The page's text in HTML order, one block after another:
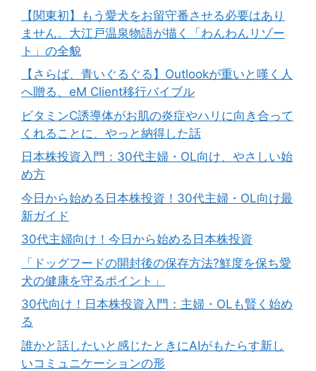
【関東初】もう愛犬をお留守番させる必要はあり
ません。大江戸温泉物語が描く「わんわんリゾー
ト」の全貌
【さらば、青いぐるぐる】Outlookが重いと嘆く人
へ贈る、eM Client移行バイブル
ビタミンC誘導体がお肌の炎症やハリに向き合って
くれることに、やっと納得した話
日本株投資入門：30代主婦・OL向け、やさしい始
め方
今日から始める日本株投資！30代主婦・OL向け最
新ガイド
30代主婦向け！今日から始める日本株投資
「ドッグフードの開封後の保存方法?鮮度を保ち愛
犬の健康を守るポイント」
30代向け！日本株投資入門：主婦・OLも賢く始め
る
誰かと話したいと感じたときにAIがもたらす新し
いコミュニケーションの形